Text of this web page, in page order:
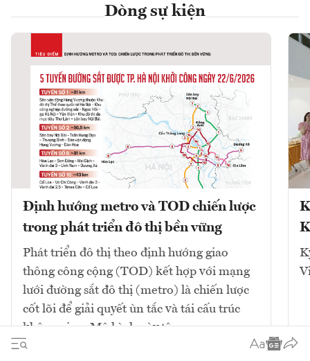
Dòng sự kiện
Định hướng metro và TOD chiến lược
trong phát triển đô thị bền vững
Phát triển đô thị theo định hướng giao
thông công cộng (TOD) kết hợp với mạng
lưới đường sắt đô thị (metro) là chiến lược
cốt lõi để giải quyết ùn tắc và tái cấu trúc
không gian. Mô hình này tập...